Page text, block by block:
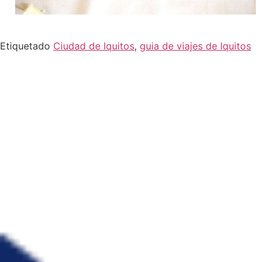
Etiquetado Ciudad de Iquitos, guia de viajes de Iquitos